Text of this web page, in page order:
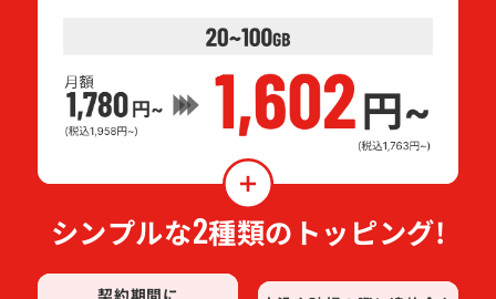
シンプルな2種類のトッピング!